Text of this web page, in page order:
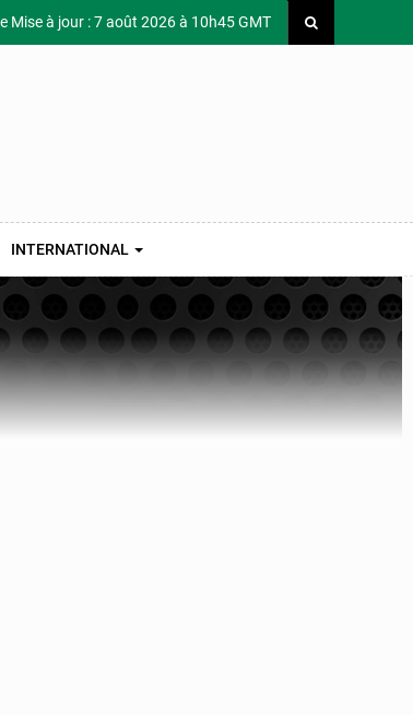
Mise à jour : 7 août 2026 à 10h45 GMT
INTERNATIONAL